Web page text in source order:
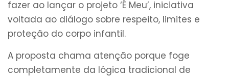
fazer ao lançar o projeto ‘É Meu’, iniciativa
voltada ao diálogo sobre respeito, limites e
proteção do corpo infantil.
A proposta chama atenção porque foge
completamente da lógica tradicional de